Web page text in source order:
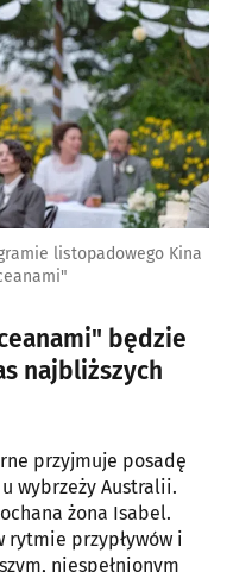
listopadowego Kina
będzie
najbliższych
przyjmuje posadę
wybrzeży Australii.
żona Isabel.
rytmie przypływów i
niespełnionym